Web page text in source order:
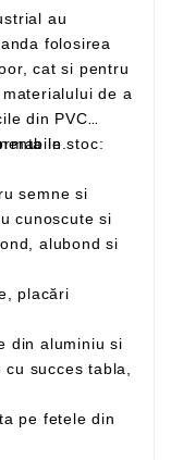
cat si pentru
de a
si termoformabile.
in stoc:
si
placări
fetele din